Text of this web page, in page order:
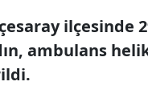
ilçesinde
ambulans